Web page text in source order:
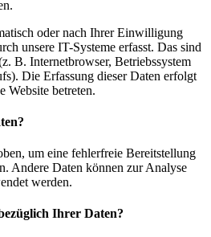
oder nach Ihrer Einwilligung
unsere IT-Systeme erfasst. Das sind
B. Internetbrowser, Betriebssystem
Die Erfassung dieser Daten erfolgt
Website betreten.
um eine fehlerfreie Bereitstellung
Andere Daten können zur Analyse
werden.
Ihrer Daten?